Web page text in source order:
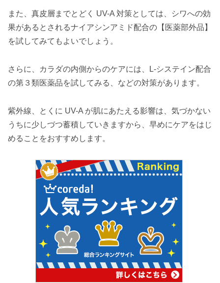
また、真皮層までとどく UV-A 対策としては、シワへの効
果があるとされるナイアシンアミド配合の【医薬部外品】
を試してみてもよいでしょう。
さらに、カラダの内側からのケアには、L-システイン配合
の第３類医薬品を試してみる、などの対策があります。
紫外線、とくに UV-A が肌にあたえる影響は、気づかない
うちに少しづつ蓄積していきますから、早めにケアをはじ
めることをおすすめします。